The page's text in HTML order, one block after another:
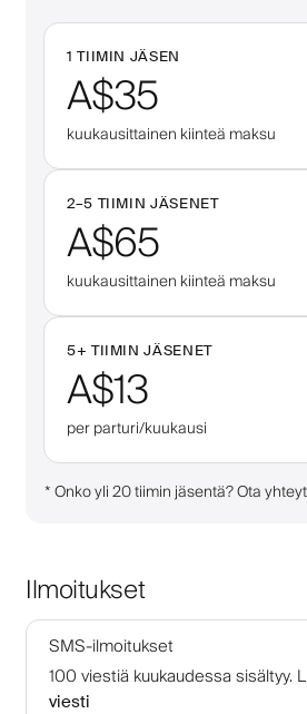
1 TIIMIN JÄSEN
A$35
kuukausittainen kiinteä maksu
2–5 TIIMIN JÄSENET
A$65
kuukausittainen kiinteä maksu
5+ TIIMIN JÄSENET
A$13
per parturi/kuukausi
*Onko yli 20 tiimin jäsentä? Ota
Ilmoitukset
SMS-ilmoitukset
100 viestiä kuukaudessa sisältyy.
viesti